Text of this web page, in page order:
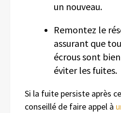
un nouveau.
Remontez le
assurant que
écrous sont
éviter les fuites.
Si la fuite persiste après
conseillé de faire appel à